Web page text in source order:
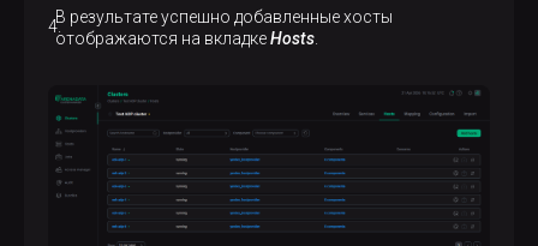
В результате успешно добавленные хосты
отображаются на вкладкеHosts